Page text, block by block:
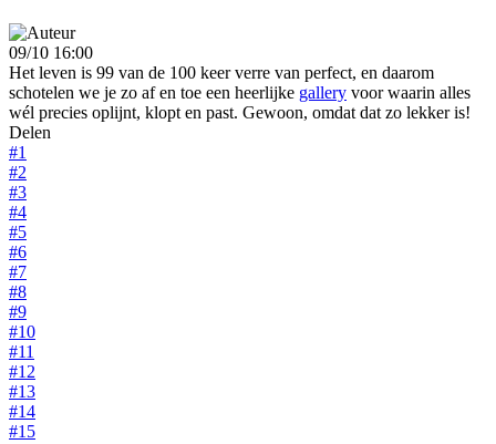
09/10 16:00
Het leven is 99 van de 100 keer verre van perfect, en daarom
schotelen we je zo af en toe een heerlijke gallery voor waarin alles
wél precies oplijnt, klopt en past. Gewoon, omdat dat zo lekker is!
Delen
#1
#2
#3
#4
#5
#6
#7
#8
#9
#10
#11
#12
#13
#14
#15